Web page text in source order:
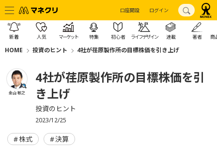
口座開設 ログイン
新着 人気 マーケット 特集 初心者 ライフデザイン 連載 著者 商
HOME 投資のヒント 4社が荏原製作所の目標株価を引き上げ
金山 敏之
4社が荏原製作所の目標株価を引
き上げ
投資のヒント
2023/12/25
株式 決算